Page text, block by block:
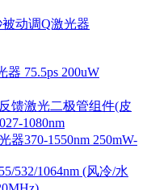
动调Q激光器
器 75.5ps 200uW
馈激光二极管组件(皮
1080nm
370-1550nm 250mW-
532/1064nm (风冷/水